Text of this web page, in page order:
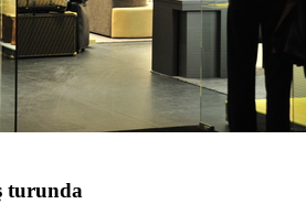
turunda